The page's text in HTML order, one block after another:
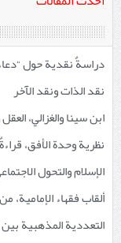
دراسةٌ نقدية حول “دعاء
نقد الذات ونقد الآخر
ابن سينا والغزالي،
نظرية وحدة الأفق،
الإسلام والتحول
ألقاب فقهاء الإمامية،
التعددية المذهبية